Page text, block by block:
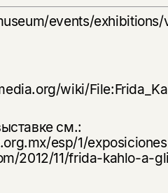
events/
wiki/
см.:
esp/1/
2012/11/frida-kahlo-a-